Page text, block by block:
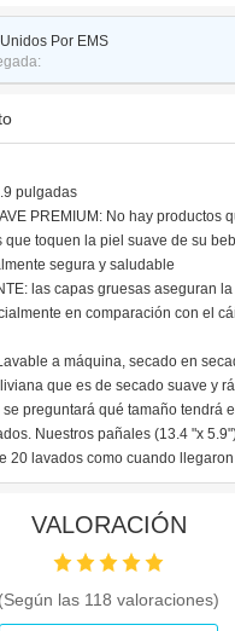
Por EMS
pulgadas
PREMIUM: No hay productos
que toquen la piel suave de su
segura y saludable
las capas gruesas aseguran
en comparación con el
a máquina, secado en
que es de secado suave y
se preguntará qué tamaño tendrá
Nuestros pañales (13.4 "x
20 lavados como cuando
VALORACIÓN
(Según las 118 valoraciones)